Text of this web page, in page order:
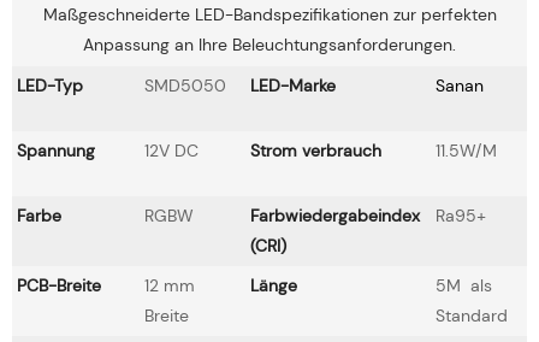
Maßgeschneiderte LED-Bandspezifikationen zur perfekten
Anpassung an Ihre Beleuchtungsanforderungen.
LED-Typ
SMD5050 LED-Marke Sanan
Spannung 12V DC Strom verbrauch 11.5W/M
Farbe RGBW
Farbwiedergabeindex
(CRI)
Ra95+
PCB-Breite
12 mm
Breite
Länge
5M als
Standard